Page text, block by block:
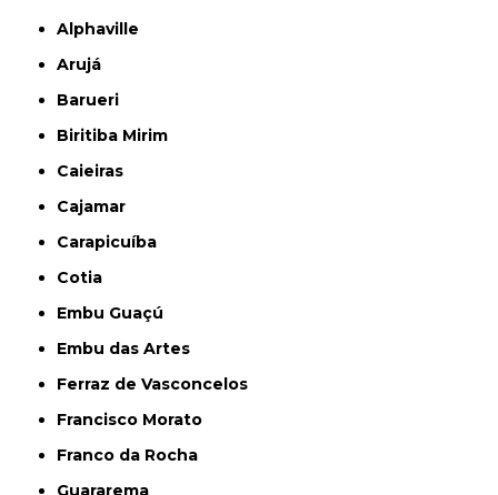
Alphaville
Arujá
Barueri
Biritiba Mirim
Caieiras
Cajamar
Carapicuíba
Cotia
Embu Guaçú
Embu das Artes
Ferraz de Vasconcelos
Francisco Morato
Franco da Rocha
Guararema